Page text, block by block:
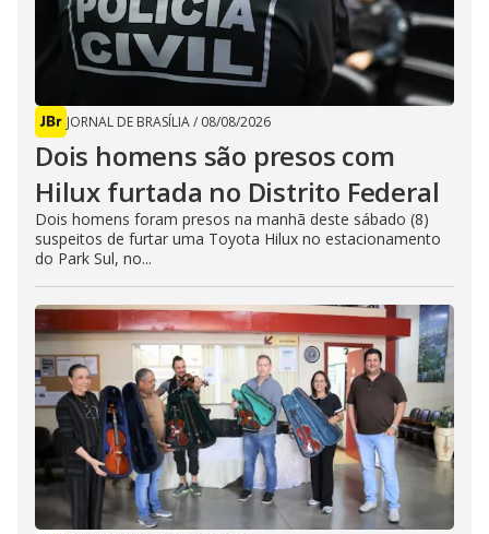
JORNAL DE BRASÍLIA/ 08/08/2026
Dois homens são presos com
Hilux furtada no Distrito Federal
Dois homens foram presos na manhã deste sábado (8)
suspeitos de furtar uma Toyota Hilux no estacionamento
do Park Sul, no...